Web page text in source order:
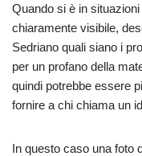
Quando si è in
chiaramente visibile,
Sedriano quali siano i
per un profano della
quindi potrebbe essere
fornire a chi chiama un
In questo caso una foto